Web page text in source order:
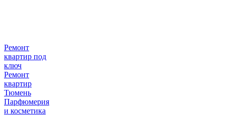
Ремонт
квартир под
ключ
Ремонт
квартир
Тюмень
Парфюмерия
и косметика